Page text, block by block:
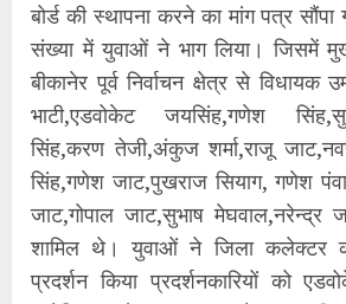
बोर्ड की स्थापना करने का मांग पत्र
संख्या में युवाओं ने भाग लिया। जिसमें
बीकानेर पूर्व निर्वाचन क्षेत्र से विधायक
भाटी,एडवोकेट जयसिंह,गणेश
सिंह,करण तेजी,अंकुज शर्मा,राजू
सिंह,गणेश जाट,पुखराज सियाग, गणेश
जाट,गोपाल जाट,सुभाष मेघवाल,नरेन्द्र
शामिल थे। युवाओं ने जिला कलेक्टर
प्रदर्शन किया प्रदर्शनकारियों को